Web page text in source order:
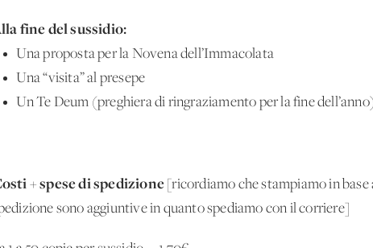
fine del sussidio:
Una proposta per la Novena dell’Immacolata
Una “visita” al presepe
Un Te Deum (preghiera di ringraziamento per la fine
+spese di spedizione [ricordiamo che stampiamo in base
sono aggiuntive in quanto spediamo con il corriere]